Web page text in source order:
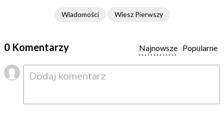
Wiadomości Wiesz Pierwszy
0 Komentarzy Popularne
Najnowsze